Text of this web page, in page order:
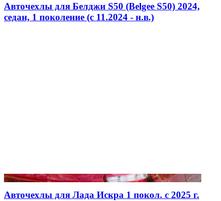
Авточехлы для Белджи S50 (Belgee S50) 2024,
седан, 1 поколение (c 11.2024 - н.в.)
Авточехлы для Лада Искра 1 покол. с 2025 г.